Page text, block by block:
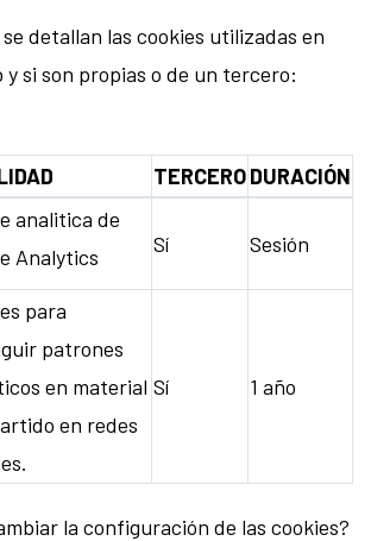
detallan las cookies utilizadas en
y si son propias o de un tercero:
TERCERODURACIÓN
analitica de
Analytics
Sí Sesión
para
patrones
en material
en redes
Sí 1 año
la configuración de las cookies?